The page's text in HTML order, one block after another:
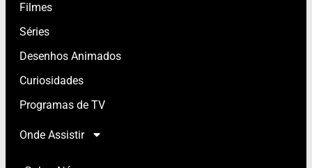
Filmes
Séries
Desenhos Animados
Curiosidades
Programas de TV
Onde Assistir